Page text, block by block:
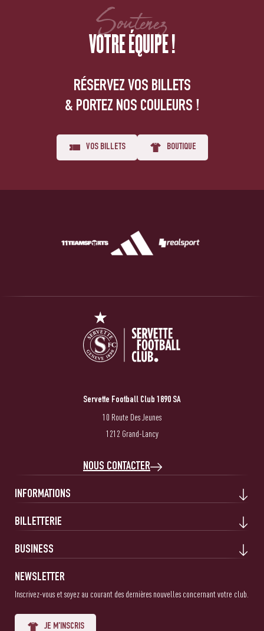
Soutenez
VOTRE ÉQUIPE !
RÉSERVEZ VOS BILLETS
& PORTEZ NOS COULEURS !
VOS BILLETS BOUTIQUE
Servette Football Club 1890 SA
10 Route Des Jeunes
1212 Grand-Lancy
NOUS CONTACTER
INFORMATIONS
BILLETTERIE
BUSINESS
NEWSLETTER
Inscrivez-vous et soyez au courant des dernières nouvelles concernant votre club.
JE M'INSCRIS